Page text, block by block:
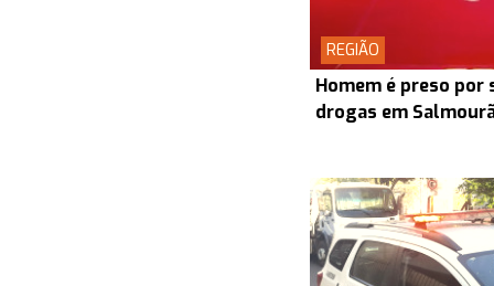
REGIÃO
Homem é preso
drogas em